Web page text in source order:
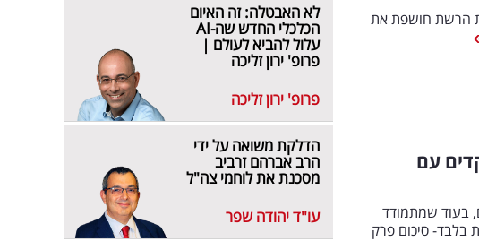
הרשת חושפת את
עם
בעוד שמתמודד
למרות ציון נמוך במיוחד של 23 נקודות בלבד- סיכום פרק
לא האבטלה: זה האיום
הכלכלי החדש שה-AI
עלול להביא לעולם |
פרופ' ירון זליכה
פרופ' ירון זליכה
הדלקת משואה על ידי
הרב אברהם זרביב
מסכנת את לוחמי צה"ל
עו"ד יהודה שפר